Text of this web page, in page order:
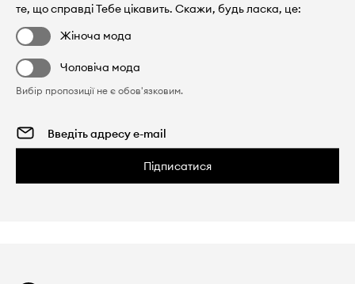
те, що справді Тебе цікавить. Скажи, будь ласка, це:
Жіноча мода
Чоловіча мода
Вибір пропозиції не є обов'язковим.
Підписатися